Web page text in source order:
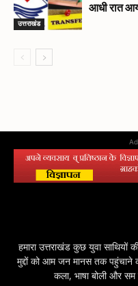
उत्तराखंड
आधी रात
हमारा उत्तराखंड कुछ युवा
मुद्दों को आम जन मानस तक पहुंचाने
कला, भाषा बोली और